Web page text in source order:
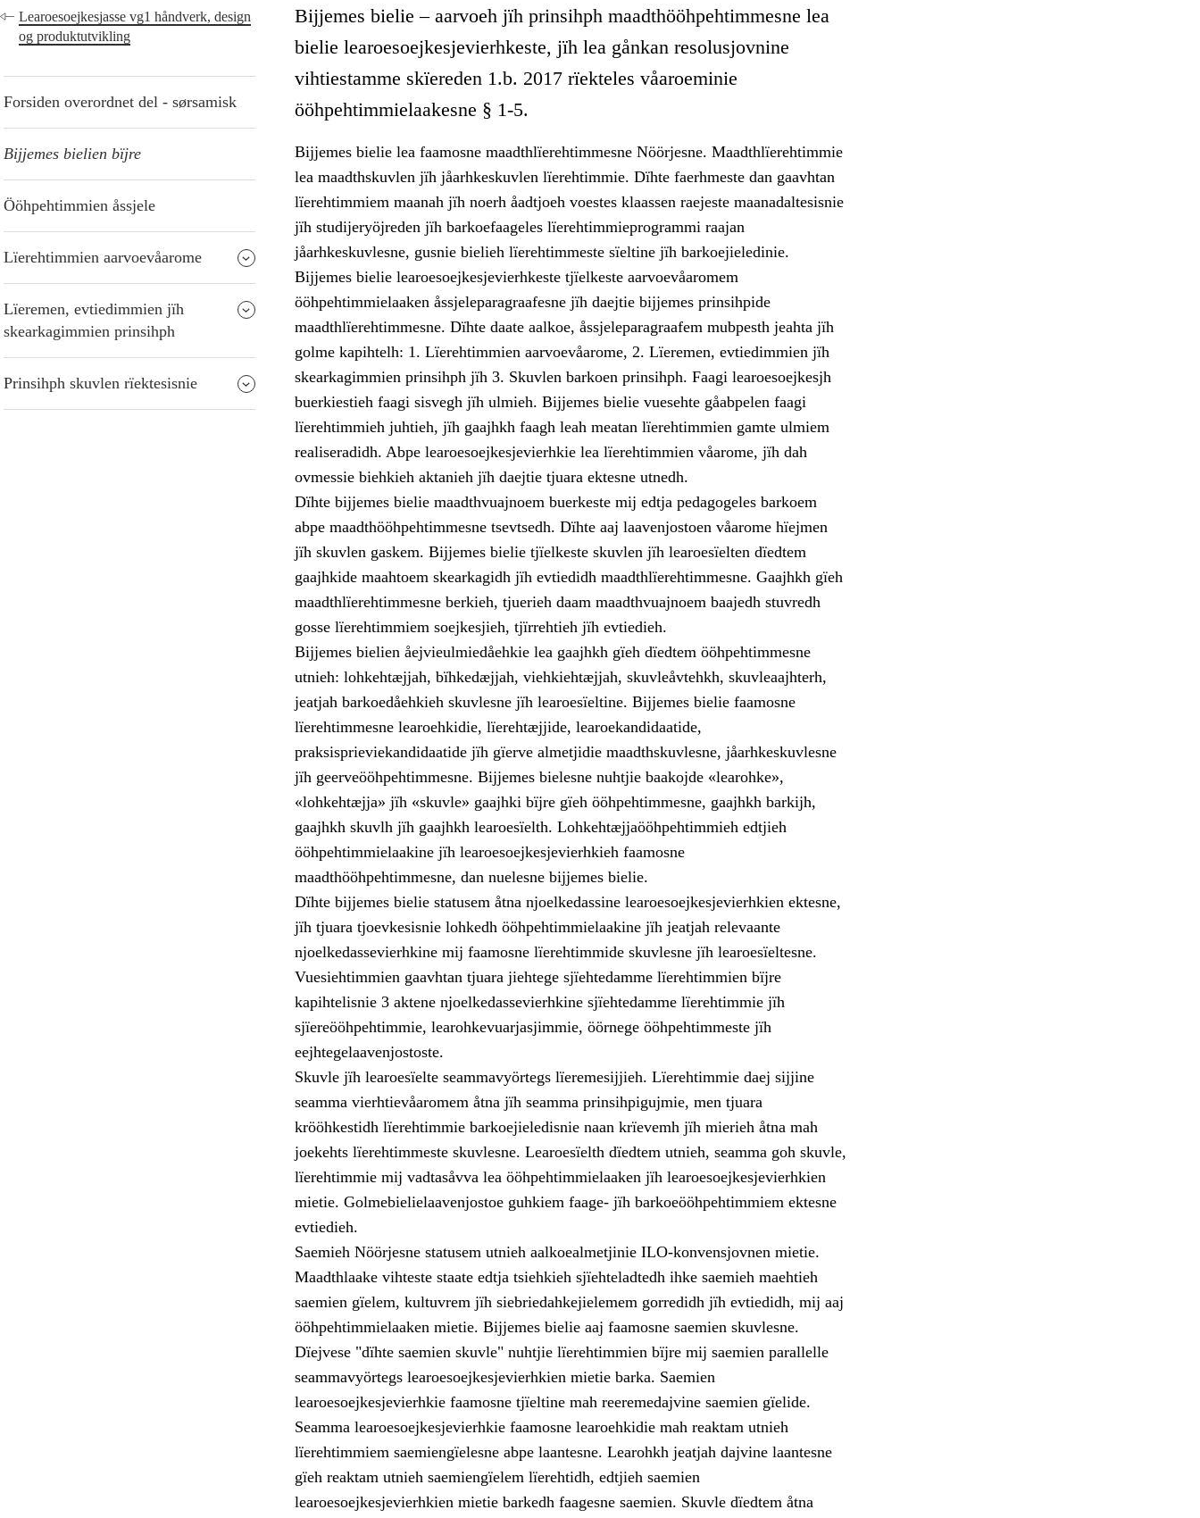
Learoesoejkesjasse vg1 håndverk, design
og produktutvikling
Forsiden overordnet del - sørsamisk
Bijjemes bielien bïjre
Ööhpehtimmien åssjele
Lïerehtimmien aarvoevåarome
Lïeremen, evtiedimmien jïh
skearkagimmien prinsihph
Prinsihph skuvlen rïektesisnie
Bijjemes bielie – aarvoeh jïh prinsihph maadthööhpehtimmesne lea
bielie learoesoejkesjevierhkeste, jïh lea gånkan resolusjovnine
vihtiestamme skïereden 1.b. 2017 rïekteles våaroeminie
ööhpehtimmielaakesne § 1-5.
Bijjemes bielie lea faamosne maadthlïerehtimmesne Nöörjesne. Maadthlïerehtimmie
lea maadthskuvlen jïh jåarhkeskuvlen lïerehtimmie. Dïhte faerhmeste dan gaavhtan
lïerehtimmiem maanah jïh noerh åadtjoeh voestes klaassen raejeste maanadaltesisnie
jïh studijeryöjreden jïh barkoefaageles lïerehtimmieprogrammi raajan
jåarhkeskuvlesne, gusnie bielieh lïerehtimmeste sïeltine jïh barkoejieledinie.
Bijjemes bielie learoesoejkesjevierhkeste tjïelkeste aarvoevåaromem
ööhpehtimmielaaken åssjeleparagraafesne jïh daejtie bijjemes prinsihpide
maadthlïerehtimmesne. Dïhte daate aalkoe, åssjeleparagraafem mubpesth jeahta jïh
golme kapihtelh: 1. Lïerehtimmien aarvoevåarome, 2. Lïeremen, evtiedimmien jïh
skearkagimmien prinsihph jïh 3. Skuvlen barkoen prinsihph. Faagi learoesoejkesjh
buerkiestieh faagi sisvegh jïh ulmieh. Bijjemes bielie vuesehte gåabpelen faagi
lïerehtimmieh juhtieh, jïh gaajhkh faagh leah meatan lïerehtimmien gamte ulmiem
realiseradidh. Abpe learoesoejkesjevierhkie lea lïerehtimmien våarome, jïh dah
ovmessie biehkieh aktanieh jïh daejtie tjuara ektesne utnedh.
Dïhte bijjemes bielie maadthvuajnoem buerkeste mij edtja pedagogeles barkoem
abpe maadthööhpehtimmesne tsevtsedh. Dïhte aaj laavenjostoen våarome hïejmen
jïh skuvlen gaskem. Bijjemes bielie tjïelkeste skuvlen jïh learoesïelten dïedtem
gaajhkide maahtoem skearkagidh jïh evtiedidh maadthlïerehtimmesne. Gaajhkh gïeh
maadthlïerehtimmesne berkieh, tjuerieh daam maadthvuajnoem baajedh stuvredh
gosse lïerehtimmiem soejkesjieh, tjïrrehtieh jïh evtiedieh.
Bijjemes bielien åejvieulmiedåehkie lea gaajhkh gïeh dïedtem ööhpehtimmesne
utnieh: lohkehtæjjah, bïhkedæjjah, viehkiehtæjjah, skuvleåvtehkh, skuvleaajhterh,
jeatjah barkoedåehkieh skuvlesne jïh learoesïeltine. Bijjemes bielie faamosne
lïerehtimmesne learoehkidie, lïerehtæjjide, learoekandidaatide,
praksisprieviekandidaatide jïh gïerve almetjidie maadthskuvlesne, jåarhkeskuvlesne
jïh geerveööhpehtimmesne. Bijjemes bielesne nuhtjie baakojde «learohke»,
«lohkehtæjja» jïh «skuvle» gaajhki bïjre gïeh ööhpehtimmesne, gaajhkh barkijh,
gaajhkh skuvlh jïh gaajhkh learoesïelth. Lohkehtæjjaööhpehtimmieh edtjieh
ööhpehtimmielaakine jïh learoesoejkesjevierhkieh faamosne
maadthööhpehtimmesne, dan nuelesne bijjemes bielie.
Dïhte bijjemes bielie statusem åtna njoelkedassine learoesoejkesjevierhkien ektesne,
jïh tjuara tjoevkesisnie lohkedh ööhpehtimmielaakine jïh jeatjah relevaante
njoelkedassevierhkine mij faamosne lïerehtimmide skuvlesne jïh learoesïeltesne.
Vuesiehtimmien gaavhtan tjuara jiehtege sjïehtedamme lïerehtimmien bïjre
kapihtelisnie 3 aktene njoelkedassevierhkine sjïehtedamme lïerehtimmie jïh
sjïereööhpehtimmie, learohkevuarjasjimmie, öörnege ööhpehtimmeste jïh
eejhtegelaavenjostoste.
Skuvle jïh learoesïelte seammavyörtegs lïeremesijjieh. Lïerehtimmie daej sijjine
seamma vierhtievåaromem åtna jïh seamma prinsihpigujmie, men tjuara
krööhkestidh lïerehtimmie barkoejieledisnie naan krïevemh jïh mierieh åtna mah
joekehts lïerehtimmeste skuvlesne. Learoesïelth dïedtem utnieh, seamma goh skuvle,
lïerehtimmie mij vadtasåvva lea ööhpehtimmielaaken jïh learoesoejkesjevierhkien
mietie. Golmebielielaavenjostoe guhkiem faage- jïh barkoeööhpehtimmiem ektesne
evtiedieh.
Saemieh Nöörjesne statusem utnieh aalkoealmetjinie ILO-konvensjovnen mietie.
Maadthlaake vihteste staate edtja tsiehkieh sjïehteladtedh ihke saemieh maehtieh
saemien gïelem, kultuvrem jïh siebriedahkejielemem gorredidh jïh evtiedidh, mij aaj
ööhpehtimmielaaken mietie. Bijjemes bielie aaj faamosne saemien skuvlesne.
Dïejvese "dïhte saemien skuvle" nuhtjie lïerehtimmien bïjre mij saemien parallelle
seammavyörtegs learoesoejkesjevierhkien mietie barka. Saemien
learoesoejkesjevierhkie faamosne tjïeltine mah reeremedajvine saemien gïelide.
Seamma learoesoejkesjevierhkie faamosne learoehkidie mah reaktam utnieh
lïerehtimmiem saemiengïelesne abpe laantesne. Learohkh jeatjah dajvine laantesne
gïeh reaktam utnieh saemiengïelem lïerehtidh, edtjieh saemien
learoesoejkesjevierhkien mietie barkedh faagesne saemien. Skuvle dïedtem åtna